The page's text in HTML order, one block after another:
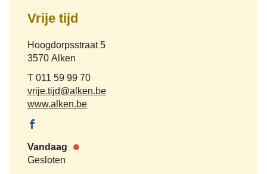
Vrije tijd
Adres
Hoogdorpsstraat 5
,3570 Alken
Tel.011 59 99 70
E-
mail
vrije.tijd@alken.be
Website
www.alken.be
Facebook
Vandaag
Nu
Gesloten